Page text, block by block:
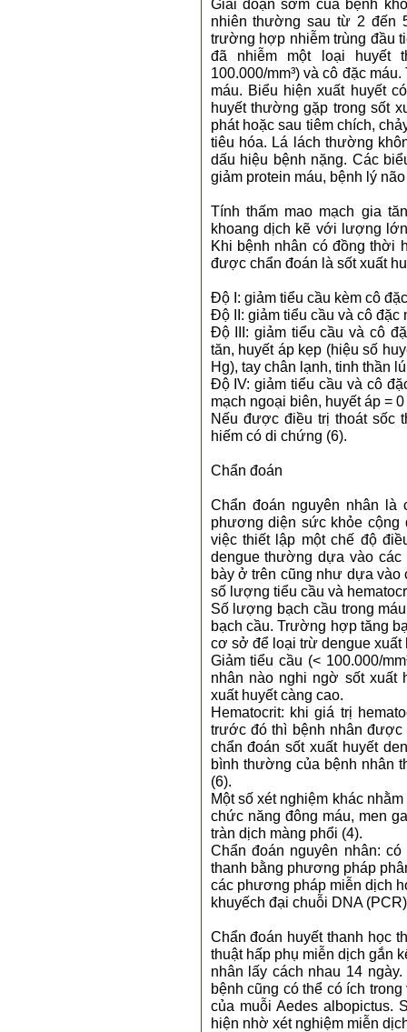
Giai đoạn sớm của bệnh
nhiên thường sau từ 2 đến
trường hợp nhiễm trùng đầu
đã nhiễm một loại huyết
100.000/mm³) và cô đặc
máu. Biểu hiện xuất huyết
huyết thường gặp trong sốt
phát hoặc sau tiêm chích,
tiêu hóa. Lá lách thường
dấu hiệu bệnh nặng. Các
giảm protein máu, bệnh lý
Tính thấm mao mạch gia
khoang dịch kẽ với lượng
Khi bệnh nhân có đồng thời
được chẩn đoán là sốt xuất
Độ I: giảm tiểu cầu kèm cô
Độ II: giảm tiểu cầu và cô đặc
Độ III: giảm tiểu cầu và cô
tăn, huyết áp kẹp (hiệu số
Hg), tay chân lạnh, tinh thần
Độ IV: giảm tiểu cầu và cô
mạch ngoại biên, huyết áp =
Nếu được điều trị thoát sốc
hiếm có di chứng (6).
Chẩn đoán
Chẩn đoán nguyên nhân là
phương diện sức khỏe cộng
việc thiết lập một chế độ
dengue thường dựa vào
bày ở trên cũng như dựa
số lượng tiểu cầu và
Số lượng bạch cầu trong
bạch cầu. Trường hợp tăng
cơ sở để loại trừ dengue xuất
Giảm tiểu cầu (< 100.000/
nhân nào nghi ngờ sốt xuất
xuất huyết càng cao.
Hematocrit: khi giá trị
trước đó thì bệnh nhân
chẩn đoán sốt xuất huyết
bình thường của bệnh nhân
(6).
Một số xét nghiệm khác
chức năng đông máu, men
tràn dịch màng phổi (4).
Chẩn đoán nguyên nhân:
thanh bằng phương pháp
các phương pháp miễn dịch
khuyếch đại chuỗi DNA
Chẩn đoán huyết thanh học
thuật hấp phụ miễn dịch gắn
nhân lấy cách nhau 14
bệnh cũng có thể có ích
của muỗi Aedes albopictus.
hiện nhờ xét nghiệm miễn